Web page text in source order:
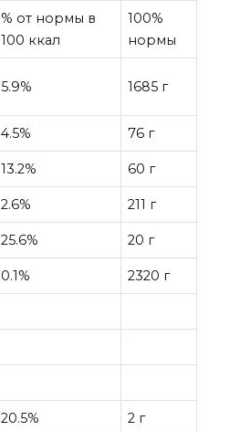
% от нормы в
100 ккал
100%
нормы
5.9% 1685 г
4.5% 76 г
13.2% 60 г
2.6% 211 г
25.6% 20 г
0.1% 2320 г
20.5% 2 г